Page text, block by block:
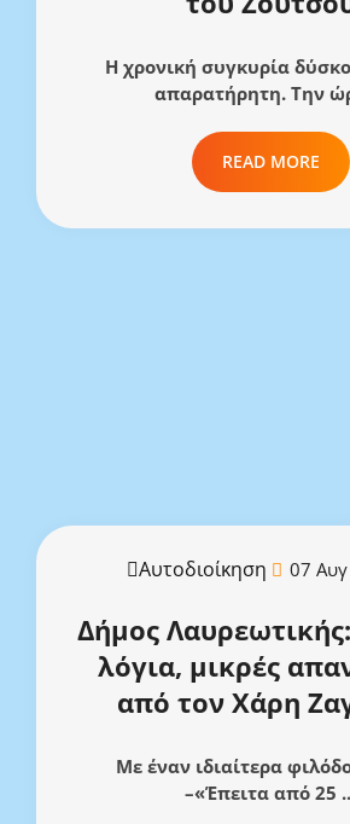
Η χρονική συγκυρία
απαρατήρητη. Την
READ MORE
Αυτοδιοίκηση 07
Δήμος
λόγια, μικρές
από τον Χάρη
Με έναν ιδιαίτερα
–«Έπειτα από 25